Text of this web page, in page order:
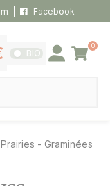
Facebook
les tarifs
BIO Se connecter
0
Panier
Prairies - Graminées